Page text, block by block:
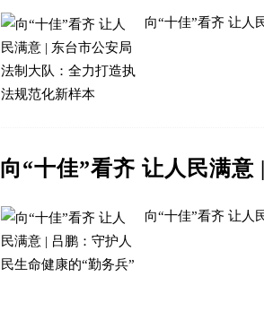
向“十佳”看齐 让人
向“十佳”看齐 让人民满
向“十佳”看齐 让人